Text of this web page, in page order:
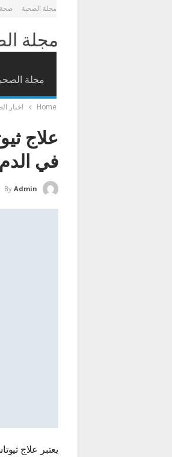
مجلة الصحبة صحة
مجلة
مجلة
Home اخبار
علاج
في الدم
By Admin
يعتبر علاج